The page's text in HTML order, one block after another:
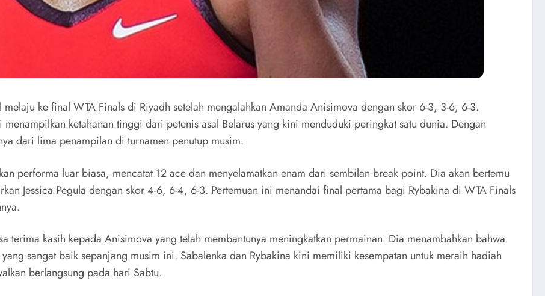
ke final WTA Finals di Riyadh setelah mengalahkan Amanda Anisimova dengan skor 6-3, 3-6, 6-3.
ketahanan tinggi dari petenis asal Belarus yang kini menduduki peringkat satu dunia. Dengan
dari lima penampilan di turnamen penutup musim.
performa luar biasa, mencatat 12 ace dan menyelamatkan enam dari sembilan break point. Dia akan bertemu
Jessica Pegula dengan skor 4-6, 6-4, 6-3. Pertemuan ini menandai final pertama bagi Rybakina di WTA Finals
terima kasih kepada Anisimova yang telah membantunya meningkatkan permainan. Dia menambahkan bahwa
sangat baik sepanjang musim ini. Sabalenka dan Rybakina kini memiliki kesempatan untuk meraih hadiah
berlangsung pada hari Sabtu.